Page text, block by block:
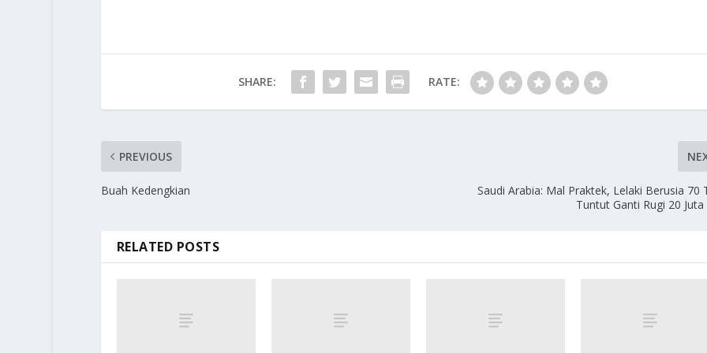
SHARE: RATE:
PREVIOUS
Buah Kedengkian
Saudi Arabia: Mal Praktek, Lelaki Berusia 70
Tuntut Ganti Rugi 20 Juta
RELATED POSTS